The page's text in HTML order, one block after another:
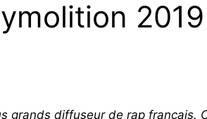
2019
grands diffuseur de rap français.